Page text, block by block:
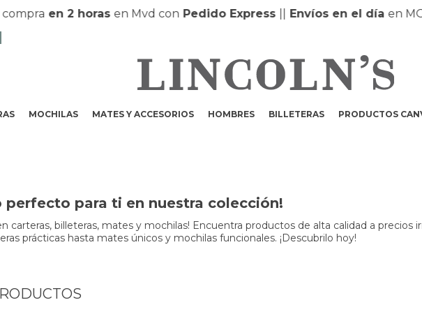
en 2 horasen Mvd conPedido Express|| Envíos en el díaen
MOCHILAS MATES Y ACCESORIOS HOMBRES BILLETERAS PRODUCTOS
perfecto para ti en nuestra colección!
carteras, billeteras, mates y mochilas! Encuentra productos de alta calidad a
prácticas hasta mates únicos y mochilas funcionales. ¡Descubrilo hoy!